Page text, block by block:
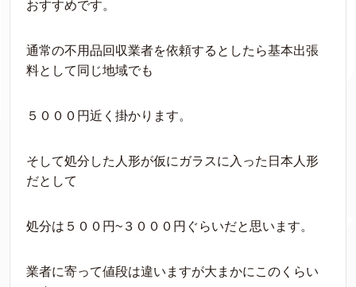
おすすめです。
通常の不用品回収業者を依頼するとしたら基本出張
料として同じ地域でも
５０００円近く掛かります。
そして処分した人形が仮にガラスに入った日本人形
だとして
処分は５００円~３０００円ぐらいだと思います。
業者に寄って値段は違いますが大まかにこのくらい